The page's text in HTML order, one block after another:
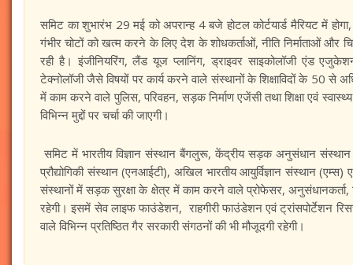
समिट का शुभारंभ 29 मई को अपरान्ह 4 बजे होटल कोर्टयार्ड मैरियट में
गंभीर चोटों को खत्म करने के लिए देश के शोधकर्ताओं, नीति निर्माताओं और
रही है। इंजीनियरिंग, लैंड यूज प्लानिंग, ड्राइवर साइकोलॉजी एंड
टेक्नोलॉजी जैसे विषयों पर कार्य करने वाले संस्थानों के शिक्षाविदों के 50
में काम करने वाले पुलिस, परिवहन, सड़क निर्माण एजेंसी तथा शिक्षा एवं
विभिन्न मुद्दों पर चर्चा की जाएगी।
समिट में भारतीय विज्ञान संस्थान बैंगलुरू, केंद्रीय सड़क अनुसंधान संस्थान
प्रौद्योगिकी संस्थान (एनआईटी), अखिल भारतीय आयुर्विज्ञान संस्थान
संस्थानों में सड़क सुरक्षा के क्षेत्र में काम करने वाले प्रोफेसर, अनुसंधानकर्ता,
रहेगी। इसमें सेव लाइफ फाउंडेशन, राहगीरी फाउंडेशन एवं ट्रांसपोर्टेशन
वाले विभिन्न प्रतिष्ठित गैर सरकारी संगठनों की भी मौजूदगी रहेगी।